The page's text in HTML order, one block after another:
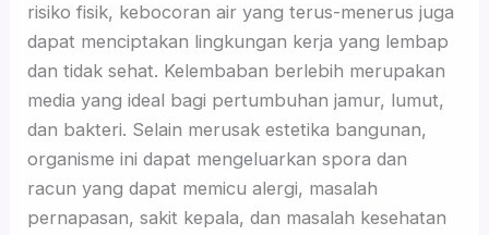
risiko fisik, kebocoran air yang terus-menerus juga
dapat menciptakan lingkungan kerja yang lembap
dan tidak sehat. Kelembaban berlebih merupakan
media yang ideal bagi pertumbuhan jamur, lumut,
dan bakteri. Selain merusak estetika bangunan,
organisme ini dapat mengeluarkan spora dan
racun yang dapat memicu alergi, masalah
pernapasan, sakit kepala, dan masalah kesehatan